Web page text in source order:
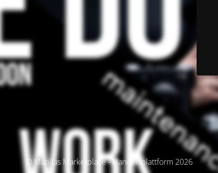
© Marillas Marketplace - Handelsplattform 2026